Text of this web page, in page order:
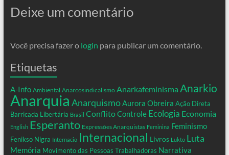
Deixe um comentário
Você precisa fazer o login para publicar um comentário.
Etiquetas
A-Info Ambiental Anarcosindicalismo Anarkafeminisma Anarkio
Anarquia AnarquismoAurora Obreira Ação Direta
Barricada Libertária Brasil ConflitoControle Ecologia Economia
English Esperanto Expressões Anarquistas Feminina Feminismo
Fenikso Nigra Internacio Internacional Livros Lukto Luta
Memória Movimento das Pessoas Trabalhadoras Narrativa